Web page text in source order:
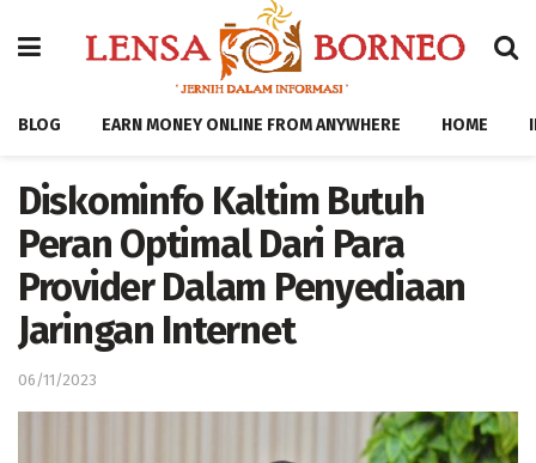
BLOG EARN MONEY ONLINE FROM ANYWHERE HOME
Diskominfo Kaltim Butuh
Peran Optimal Dari Para
Provider Dalam Penyediaan
Jaringan Internet
06/11/2023